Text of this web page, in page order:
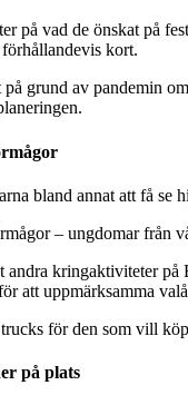
på vad de önskat på
kort.
grund av pandemin
bland annat att få
– ungdomar från
andra kringaktiviteter
att uppmärksamma
för den som vill
på plats